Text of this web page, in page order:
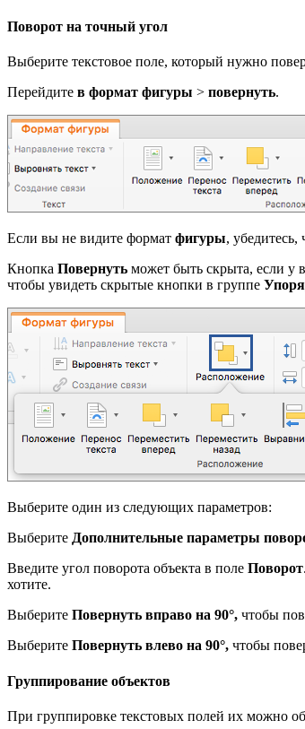
Поворот на точный угол
Выберите текстовое поле, который нужно
Перейдите в формат фигуры > повернуть.
Если вы не видите формат фигуры, убедитесь,
Кнопка Повернуть может быть скрыта, если у
чтобы увидеть скрытые кнопки в группе
Выберите один из следующих параметров:
Выберите Дополнительные параметры
Введите угол поворота объекта в поле Поворот
хотите.
Выберите Повернуть вправо на 90°, чтобы
Выберите Повернуть влево на 90°, чтобы
Группирование объектов
При группировке текстовых полей их можно